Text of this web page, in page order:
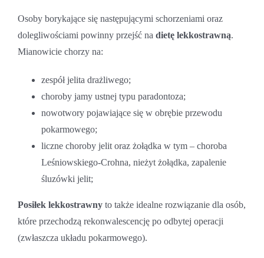
Osoby borykające się następującymi schorzeniami oraz
dolegliwościami powinny przejść na dietę lekkostrawną.
Mianowicie chorzy na:
zespół jelita drażliwego;
choroby jamy ustnej typu paradontoza;
nowotwory pojawiające się w obrębie przewodu
pokarmowego;
liczne choroby jelit oraz żołądka w tym – choroba
Leśniowskiego-Crohna, nieżyt żołądka, zapalenie
śluzówki jelit;
Posiłek lekkostrawnyto także idealne rozwiązanie dla osób,
które przechodzą rekonwalescencję po odbytej operacji
(zwłaszcza układu pokarmowego).